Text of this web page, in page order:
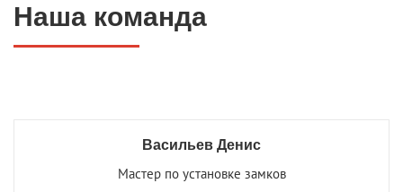
Наша команда
Васильев Денис
Мастер по установке замков